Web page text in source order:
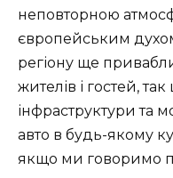
неповторною
європейським
регіону ще
жителів і гостей, так
інфраструктури та
авто в будь-якому
якщо ми говоримо